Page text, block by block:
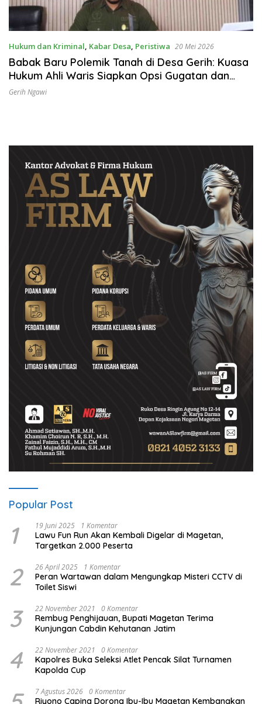
Hukum dan Kriminal, Kabar Desa, Peristiwa 20 Mei 2026
Babak Baru Polemik Tanah di Desa Gerih: Kuasa
Hukum Ahli Waris Siapkan Opsi Gugatan dan
Audiensi ke Bupati
Gerih Ngawi
Popular Post
1 19 Juni 2025 1 Komentar
Lawu Fun Run Akan Kembali Digelar di Magetan,
Targetkan 2.000 Peserta
2 26 April 2025 1 Komentar
Peran Wartawan dalam Mengungkap Misteri CCTV di
Toilet Siswi
3 22 November 2021 0 Komentar
Rembug Penghijauan, Bupati Magetan Terima
Kunjungan Cabdin Kehutanan Jatim
4 22 November 2021 0 Komentar
Kapolres Buka Seleksi Atlet Pencak Silat Turnamen
Kapolda Cup
7 Agustus 2026 0 Komentar
Riyono Caping Dorong Ibu-Ibu Magetan Kembangkan